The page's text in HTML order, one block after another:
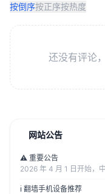
按倒序按正序按热度
还没有评论
网站公告
⚠️ 重要公告
2026 年 4 月 1 日开始，
ℹ️ 翻墙手机设备推荐